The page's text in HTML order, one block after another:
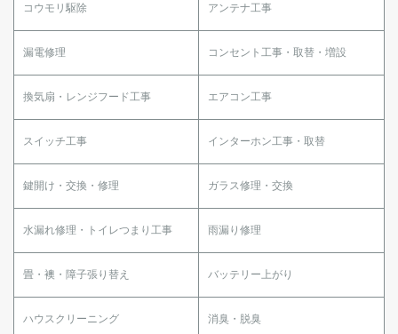
コウモリ駆除 アンテナ工事
漏電修理 コンセント工事・取替・増設
換気扇・レンジフード工事 エアコン工事
スイッチ工事 インターホン工事・取替
鍵開け・交換・修理 ガラス修理・交換
水漏れ修理・トイレつまり工事 雨漏り修理
畳・襖・障子張り替え バッテリー上がり
ハウスクリーニング 消臭・脱臭